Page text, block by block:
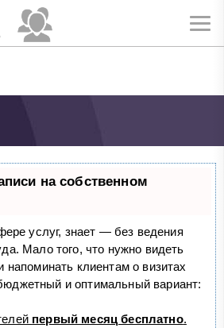
на собственном
услуг, знает — без ведения
Мало того, что нужно видеть
напоминать клиентам о визитах
и оптимальный вариант:
первый месяц бесплатно.